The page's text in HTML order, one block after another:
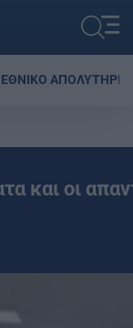
ΕΘΝΙΚΟ ΑΠΟΛΥΤΗΡΙΟ
και οι